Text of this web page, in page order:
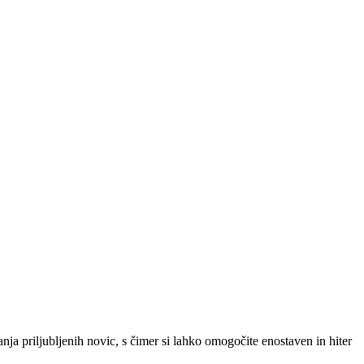
priljubljenih novic, s čimer si lahko omogočite enostaven in hiter